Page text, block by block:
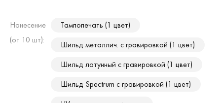
Нанесение
(от 10 шт):
Тампопечать (1 цвет)
Шильд металлич. с гравировкой (1 цвет)
Шильд латунный с гравировкой (1 цвет)
Шильд Spectrum с гравировкой (1 цвет)